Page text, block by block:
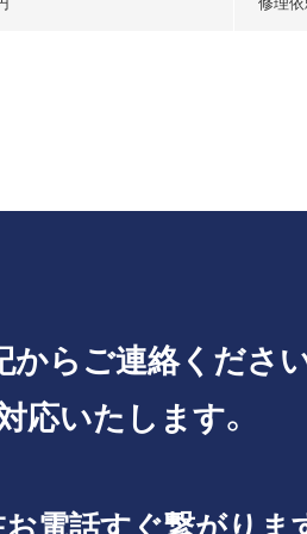
からご連絡ください
応いたします。
お電話すぐ繋がりま